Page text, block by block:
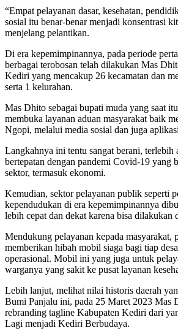
“Empat pelayanan dasar, kesehatan,
sosial itu benar-benar menjadi konsentrasi
menjelang pelantikan.
Di era kepemimpinannya, pada periode
berbagai terobosan telah dilakukan Mas
Kediri yang mencakup 26 kecamatan dan
serta 1 kelurahan.
Mas Dhito sebagai bupati muda yang saat
membuka layanan aduan masyarakat baik
Ngopi, melalui media sosial dan juga
Langkahnya ini tentu sangat berani, terlebih
bertepatan dengan pandemi Covid-19 yang
sektor, termasuk ekonomi.
Kemudian, sektor pelayanan publik seperti
kependudukan di era kepemimpinannya
lebih cepat dan dekat karena bisa dilakukan
Mendukung pelayanan kepada masyarakat,
memberikan hibah mobil siaga bagi tiap
operasional. Mobil ini yang juga untuk
warganya yang sakit ke pusat layanan
Lebih lanjut, melihat nilai historis daerah
Bumi Panjalu ini, pada 25 Maret 2023 Mas
rebranding tagline Kabupaten Kediri dari
Lagi menjadi Kediri Berbudaya.